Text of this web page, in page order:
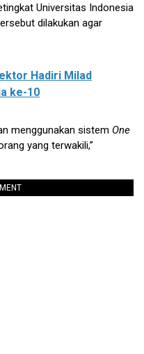
Universitas Indonesia
dilakukan agar
Hadiri Milad
ke-10
menggunakan sistem One
yang terwakili,”